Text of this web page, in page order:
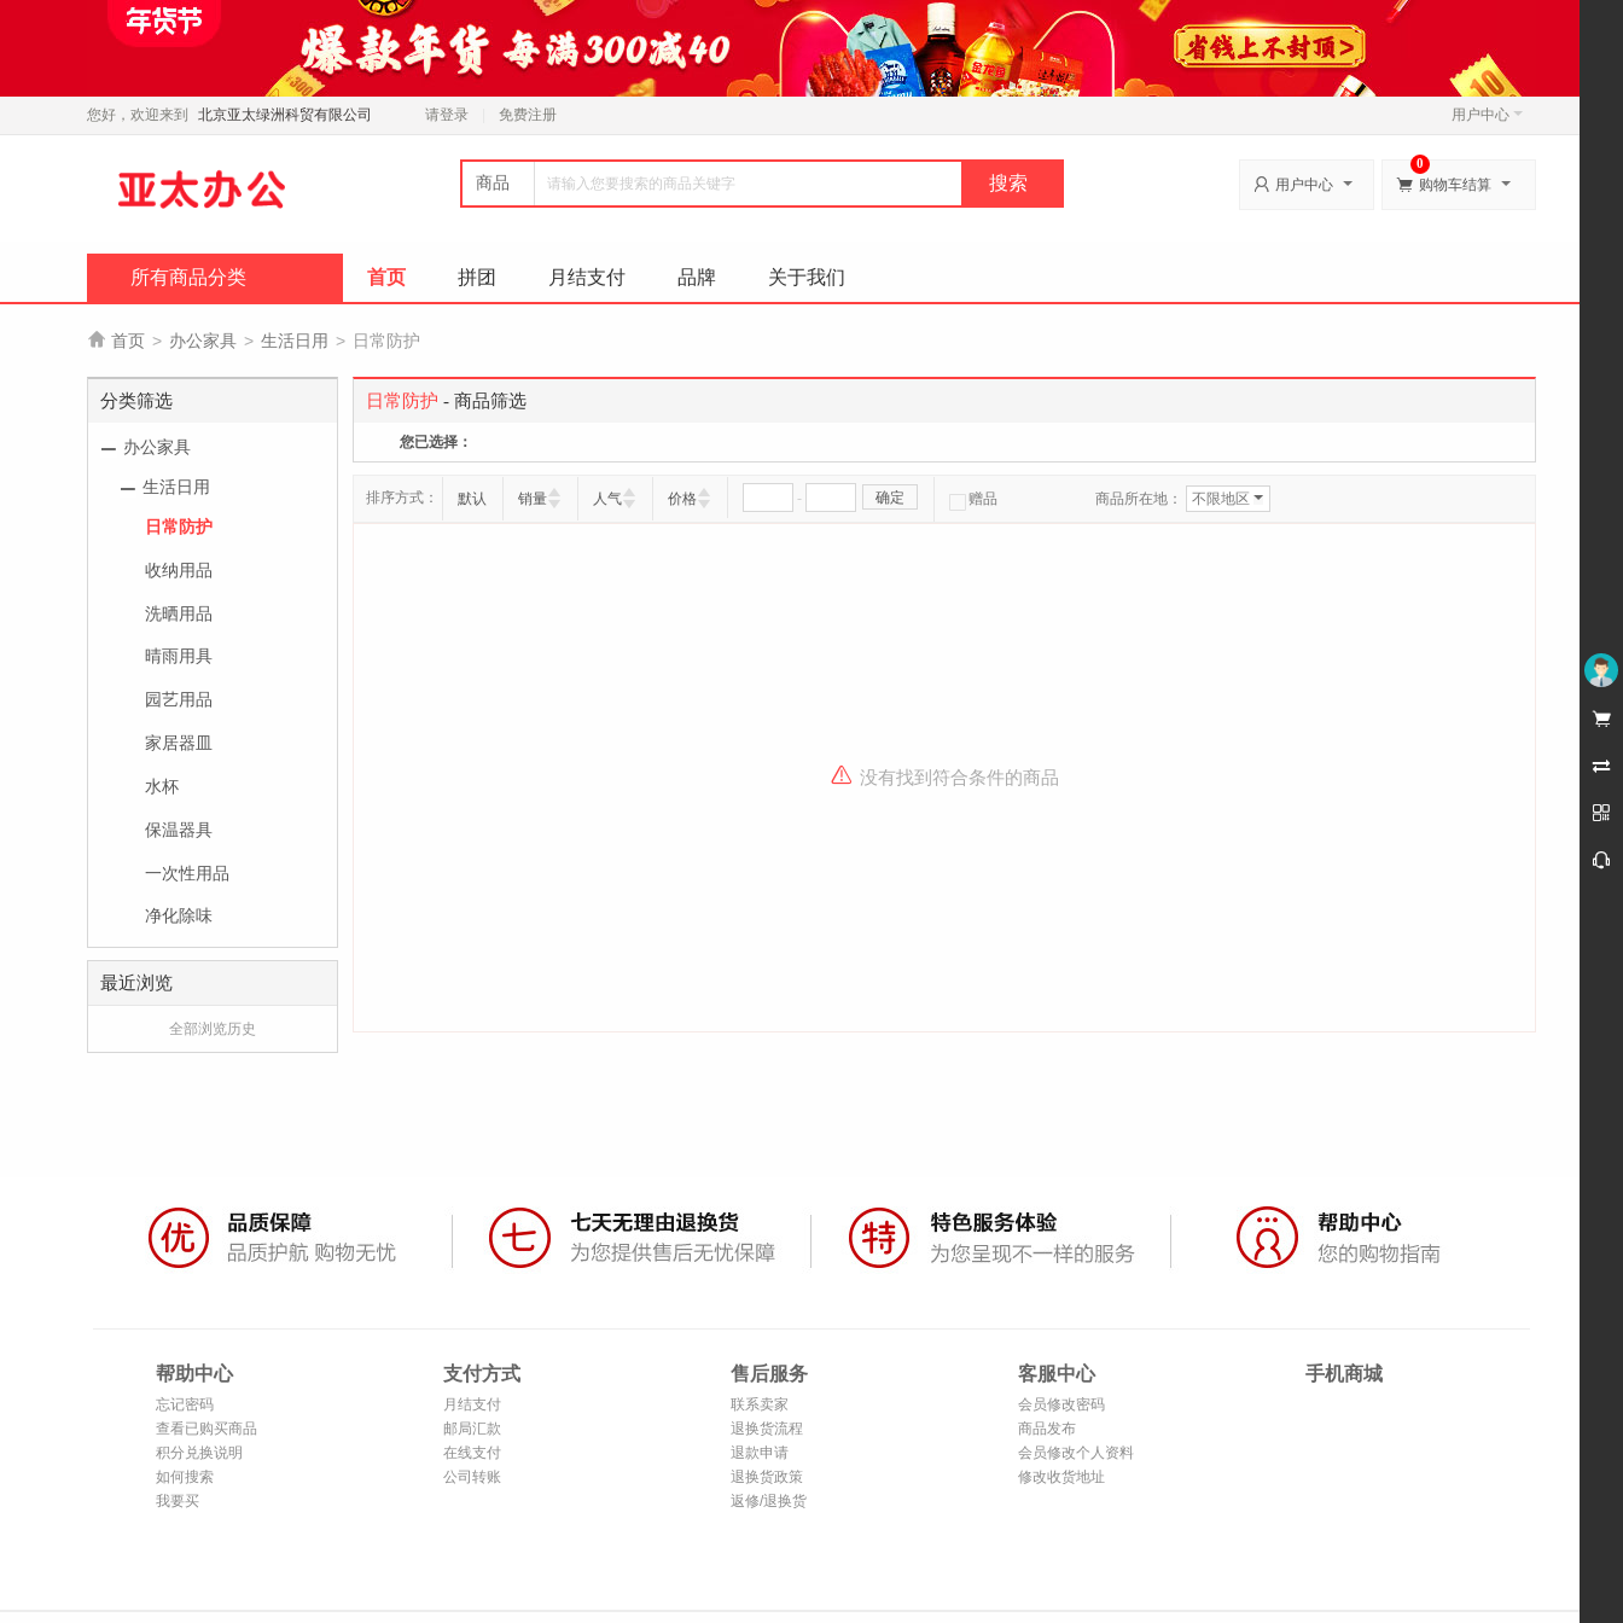
您好，欢迎来到 北京亚太绿洲科贸有限公司 请登录 免费注册 用户中心
未登录




商品  用户中心  购物车结算
0
所有商品分类 首页 拼团 月结支付 品牌 关于我们
 首页 > 办公家具 > 生活日用 > 日常防护
分类筛选
办公家具
生活日用
日常防护
收纳用品
洗晒用品
晴雨用具
园艺用品
家居器皿
水杯
保温器具
一次性用品
净化除味
最近浏览
全部浏览历史
日常防护 - 商品筛选
您已选择：
排序方式： 默认 销量 人气 价格 - 确定 赠品 商品所在地： 不限地区
没有找到符合条件的商品
帮助中心
忘记密码
查看已购买商品
积分兑换说明
如何搜索
我要买
支付方式
月结支付
邮局汇款
在线支付
公司转账
售后服务
联系卖家
退换货流程
退款申请
退换货政策
返修/退换货
客服中心
会员修改密码
商品发布
会员修改个人资料
修改收货地址
手机商城